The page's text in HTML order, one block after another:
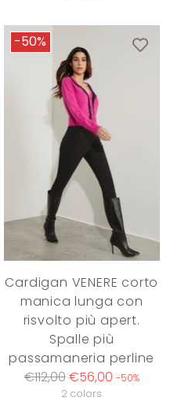
-50%
Cardigan VENERE corto
manica lunga con
risvolto più apert.
Spalle più
passamaneria perline
Regular
€112,00€56,00 -50%
2 colors